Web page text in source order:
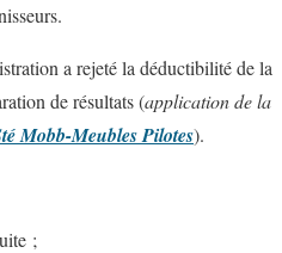
a rejeté la déductibilité de la
de résultats (application de la
Mobb-Meubles Pilotes).
;